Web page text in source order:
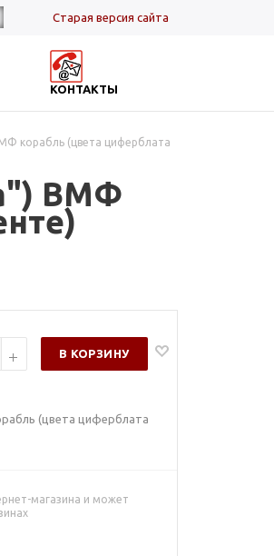
Cтарая версия сайта
КОНТАКТЫ
корабль (цвета циферблата
ВМФ
В КОРЗИНУ
(цвета циферблата
магазина и может